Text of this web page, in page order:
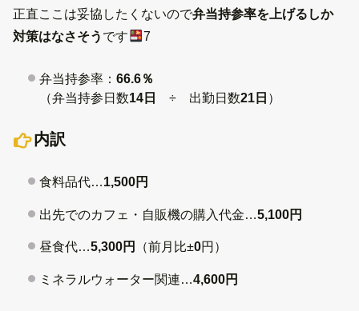
正直ここは妥協したくないので弁当持参率を上げるしか
対策はなさそう です 7
弁当持参率：66.6％
（弁当持参日数14日 ÷ 出勤日数21日 ）
内訳
食料品代…1,500円
出先でのカフェ・自販機の購入代金…5,100円
昼食代…5,300円 （前月比±0円）
ミネラルウォーター関連…4,600円